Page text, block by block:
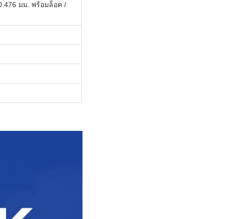
มม. พร้อมล็อค /